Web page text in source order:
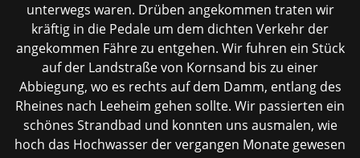
unterwegs waren. Drüben angekommen traten wir
kräftig in die Pedale um dem dichten Verkehr der
angekommen Fähre zu entgehen. Wir fuhren ein Stück
auf der Landstraße von Kornsand bis zu einer
Abbiegung, wo es rechts auf dem Damm, entlang des
Rheines nach Leeheim gehen sollte. Wir passierten ein
schönes Strandbad und konnten uns ausmalen, wie
hoch das Hochwasser der vergangen Monate gewesen